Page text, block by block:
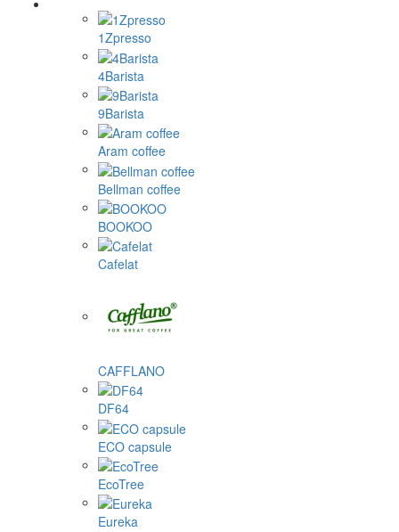
1Zpresso
4Barista
9Barista
Aram coffee
Bellman coffee
BOOKOO
Cafelat
CAFFLANO
DF64
ECO capsule
EcoTree
Eureka